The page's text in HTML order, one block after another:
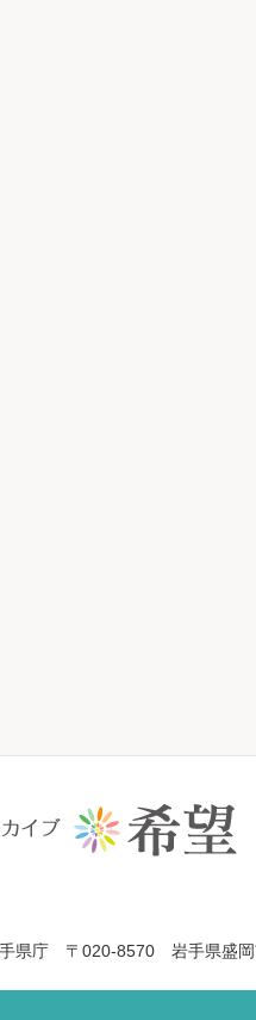
県庁 〒020-8570 岩手県盛岡